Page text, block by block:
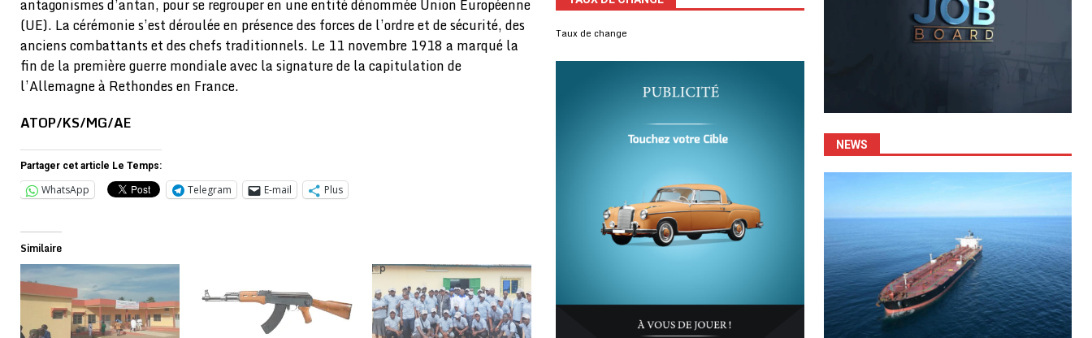
antagonismes d’antan, pour se regrouper en une entité dénommée Union Européenne
(UE). La cérémonie s’est déroulée en présence des forces de l’ordre et de sécurité, des
anciens combattants et des chefs traditionnels. Le 11 novembre 1918 a marqué la
fin de la première guerre mondiale avec la signature de la capitulation de
l’Allemagne à Rethondes en France.
ATOP/KS/MG/AE
Partager cet article Le Temps:
WhatsApp Telegram E-mail Plus
Similaire
Taux de change
NEWS